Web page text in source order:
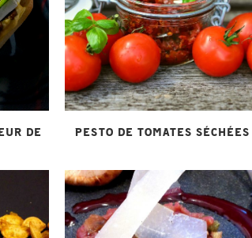
DE
PESTO DE TOMATES SÉCHÉES